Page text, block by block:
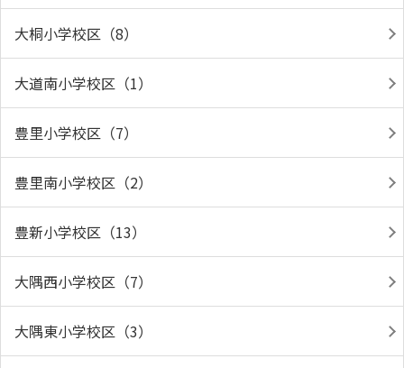
大桐小学校区（8）
大道南小学校区（1）
豊里小学校区（7）
豊里南小学校区（2）
豊新小学校区（13）
大隅西小学校区（7）
大隅東小学校区（3）